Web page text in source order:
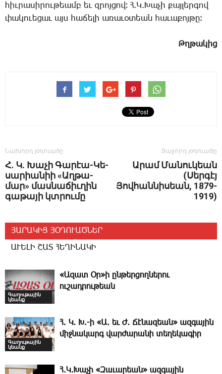
հիւ­րա­սի­րու­թեամբ եւ զրոյ­ցով։ Հ.Կ.­Խա­չի քայ­լեր­գով
փա­կո­ւե­ցաւ այս հա­ճե­լի ա­ռա­ւօ­տեան հա­ւա­քոյ­թը։
Թղ­թա­կից
Նախորդ յօդուածը
Հ. Կ. Խա­չի Գա­րէա-­Կե­
սա­րիա­նիի «Աղ­թա­
մար» մաս­նա­ճիւ­ղին
գա­թա­յի կտրու­մը
Յաջորդ յօդուածը
Արամ Մանուկեան
(Սերգէյ
Յովհաննիսեան, 1879-
1919)
ՅԱՐԱԿԻՑ ՅՕԴՈՒԱԾՆԵՐ
ԱՒԵԼԻ ՇԱՏ ՀԵՂԻՆԱԿԻ
Գաղութային
կեանք
«Ազատ Օր»ի ընթերցողներու
ուշադրութեան
Գաղութային
կեանք
Հ. Կ. Խ.-ի «Ա. եւ Ժ. ­Ճէնազեան» ազգային
միջնակարգ վարժարանի տեղեկագիր
Հ․Կ․Խաչի «Զաւարեան» ազգային